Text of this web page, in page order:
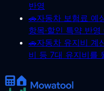
반영
🚗자동차 보험료 예
항목·할인 특약 반
🚗자동차 유지비 계
비 등 7대 유지비를